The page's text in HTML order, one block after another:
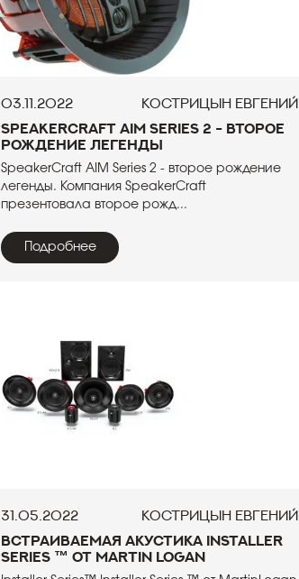
03.11.2022
Кострицын Евгений
SpeakerCraft AIM Series 2 - второе
рождение легенды
SpeakerCraft AIM Series 2 - второе рождение
легенды. Компания SpeakerCraft
презентовала второе рожд...
Подробнее
31.05.2022
Кострицын Евгений
Встраиваемая акустика Installer
Series ™ от Martin Logan